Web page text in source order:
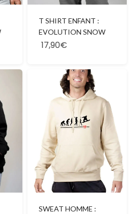
T SHIRT ENFANT :
EVOLUTION SNOW
17,90€
SWEAT HOMME :